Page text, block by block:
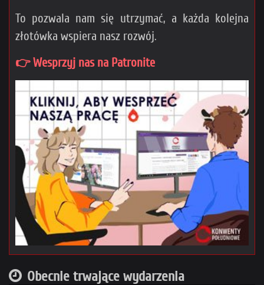
To pozwala nam się utrzymać, a każda kolejna
złotówka wspiera nasz rozwój.
👉 Wesprzyj nas na Patronite
Obecnie trwające wydarzenia